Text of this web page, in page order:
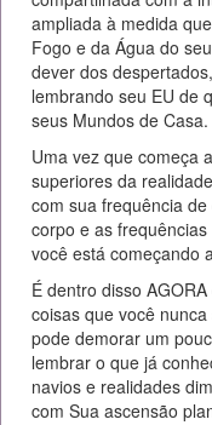
ampliada à medida
Fogo e da Água do
dever dos
lembrando seu EU de
seus Mundos de Casa.
Uma vez que começa
superiores da
com sua frequência
corpo e as
você está começando
É dentro disso
coisas que você
pode demorar um
lembrar o que já
navios e realidades
com Sua ascensão